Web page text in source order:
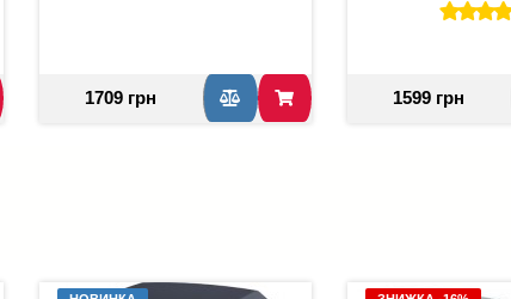
1709 грн 1599 грн